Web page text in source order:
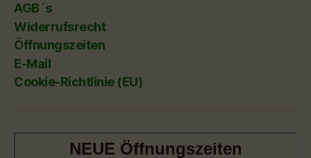
AGB´s
Widerrufsrecht
Öffnungszeiten
E-Mail
Cookie-Richtlinie (EU)